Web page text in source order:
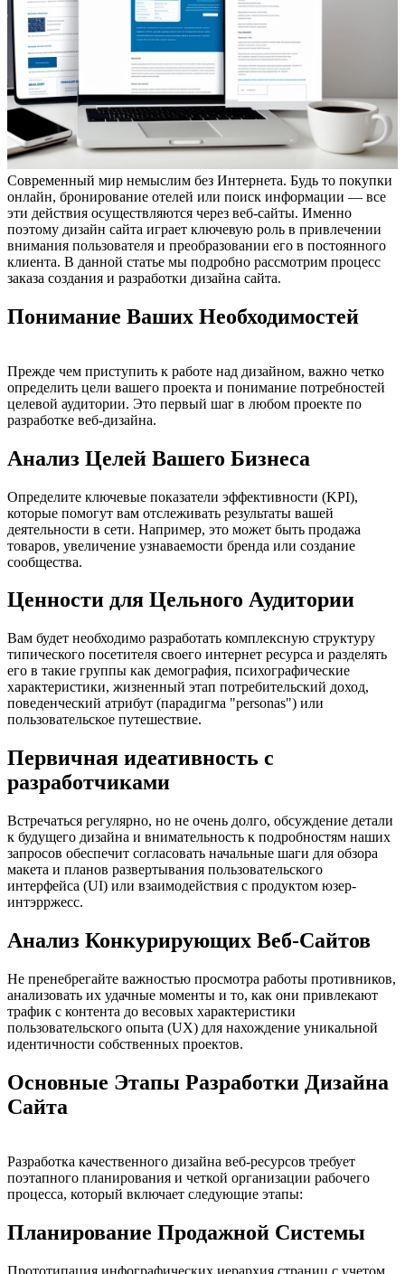
Современный мир немыслим без Интернета. Будь то покупки
онлайн, бронирование отелей или поиск информации — все
эти действия осуществляются через веб-сайты. Именно
поэтому дизайн сайта играет ключевую роль в привлечении
внимания пользователя и преобразовании его в постоянного
клиента. В данной статье мы подробно рассмотрим процесс
заказа создания и разработки дизайна сайта.
Понимание Ваших Необходимостей
Прежде чем приступить к работе над дизайном, важно четко
определить цели вашего проекта и понимание потребностей
целевой аудитории. Это первый шаг в любом проекте по
разработке веб-дизайна.
Анализ Целей Вашего Бизнеса
Определите ключевые показатели эффективности (KPI),
которые помогут вам отслеживать результаты вашей
деятельности в сети. Например, это может быть продажа
товаров, увеличение узнаваемости бренда или создание
сообщества.
Ценности для Цельного Аудитории
Вам будет необходимо разработать комплексную структуру
типического посетителя своего интернет ресурса и разделять
его в такие группы как демография, психографические
характеристики, жизненный этап потребительский доход,
поведенческий атрибут (парадигма "personas") или
пользовательское путешествие.
Первичная идеативность с
разработчиками
Встречаться регулярно, но не очень долго, обсуждение детали
к будущего дизайна и внимательность к подробностям наших
запросов обеспечит согласовать начальные шаги для обзора
макета и планов развертывания пользовательского
интерфейса (UI) или взаимодействия с продуктом юзер-
интэрржесс.
Анализ Конкурирующих Веб-Сайтов
Не пренебрегайте важностью просмотра работы противников,
анализовать их удачные моменты и то, как они привлекают
трафик с контента до весовых характеристики
пользовательского опыта (UX) для нахождение уникальной
идентичности собственных проектов.
Основные Этапы Разработки Дизайна
Сайта
Разработка качественного дизайна веб-ресурсов требует
поэтапного планирования и четкой организации рабочего
процесса, который включает следующие этапы:
Планирование Продажной Системы
Прототипация инфографических иерархия страниц с учетом